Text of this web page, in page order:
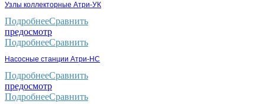
Узлы коллекторные Атри-УК
ПодробнееСравнить
предосмотр
ПодробнееСравнить
Насосные станции Атри-НС
ПодробнееСравнить
предосмотр
ПодробнееСравнить